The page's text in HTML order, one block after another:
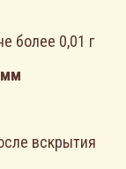
более 0,01 г
вскрытия